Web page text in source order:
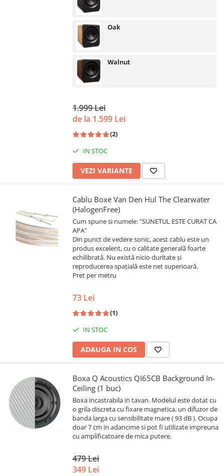
Oak
Walnut
1.999 Lei
de la 1.599 Lei
(2)
IN STOC
VEZI VARIANTE
Cablu Boxe Van Den Hul The Clearwater
(HalogenFree)
Cum spune si numele: "SUNETUL ESTE CURAT CA
APA"
Din punct de vedere sonic, acest cablu este un
produs excelent, cu o calitate generală foarte
echilibrată. Nu există nicio duritate și
reproducerea spațială este net superioară.
Pret per metru
73 Lei
(1)
IN STOC
ADAUGA IN COS
Boxa Q Acoustics QI65CB Background In-
Ceiling (1 buc)
Boxa incastrabila in tavan. Modelul este dotat cu
o grila discreta cu fixare magnetica, un difuzor de
banda larga cu sensibilitate mare ( 93 dB ). Ocupa
doar 7 cm in adancime si pot fi utilizate impreuna
cu amplificatoare de mica putere.
479 Lei
349 Lei